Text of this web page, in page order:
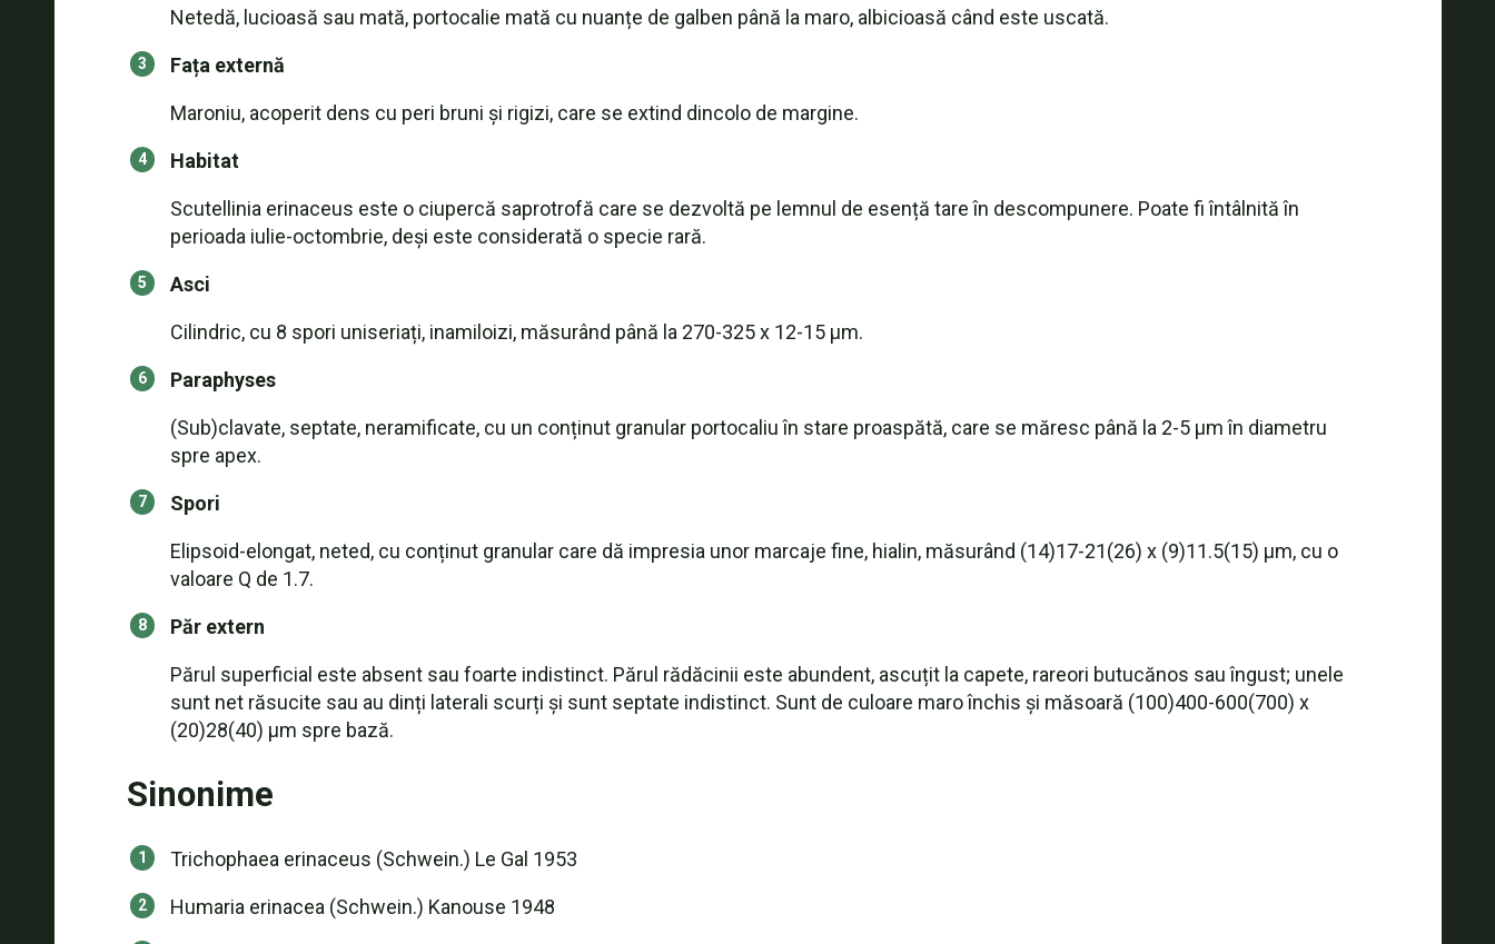
Netedă, lucioasă sau mată, portocalie mată cu nuanțe de galben până la maro, albicioasă când este uscată.
Fața externă
Maroniu, acoperit dens cu peri bruni și rigizi, care se extind dincolo de margine.
Habitat
Scutellinia erinaceus este o ciupercă saprotrofă care se dezvoltă pe lemnul de esență tare în descompunere. Poate fi întâlnită în
perioada iulie-octombrie, deși este considerată o specie rară.
Asci
Cilindric, cu 8 spori uniseriați, inamiloizi, măsurând până la 270-325 x 12-15 µm.
Paraphyses
(Sub)clavate, septate, neramificate, cu un conținut granular portocaliu în stare proaspătă, care se măresc până la 2-5 µm în diametru
spre apex.
Spori
Elipsoid-elongat, neted, cu conținut granular care dă impresia unor marcaje fine, hialin, măsurând (14)17-21(26) x (9)11.5(15) µm, cu o
valoare Q de 1.7.
Păr extern
Părul superficial este absent sau foarte indistinct. Părul rădăcinii este abundent, ascuțit la capete, rareori butucănos sau îngust; unele
sunt net răsucite sau au dinți laterali scurți și sunt septate indistinct. Sunt de culoare maro închis și măsoară (100)400-600(700) x
(20)28(40) µm spre bază.
Sinonime
Trichophaea erinaceus (Schwein.) Le Gal 1953
Humaria erinacea (Schwein.) Kanouse 1948